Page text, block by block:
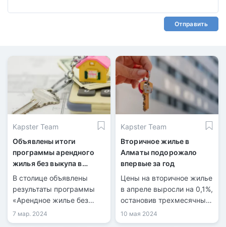
Отправить
Kapster Team
Объявлены итоги
программы арендного
жилья без выкупа в
Астане
В столице объявлены
результаты программы
«Арендное жилье без
права выкупа» для
многодетных семей,
7 мар. 2024
Kapster Team
Вторичное жилье в
Алматы подорожало
впервые за год
Цены на вторичное жилье
в апреле выросли на 0,1%,
остановив трехмесячный
тренд снижения, согласно
данным БНС АСПиР РК.
10 мая 2024